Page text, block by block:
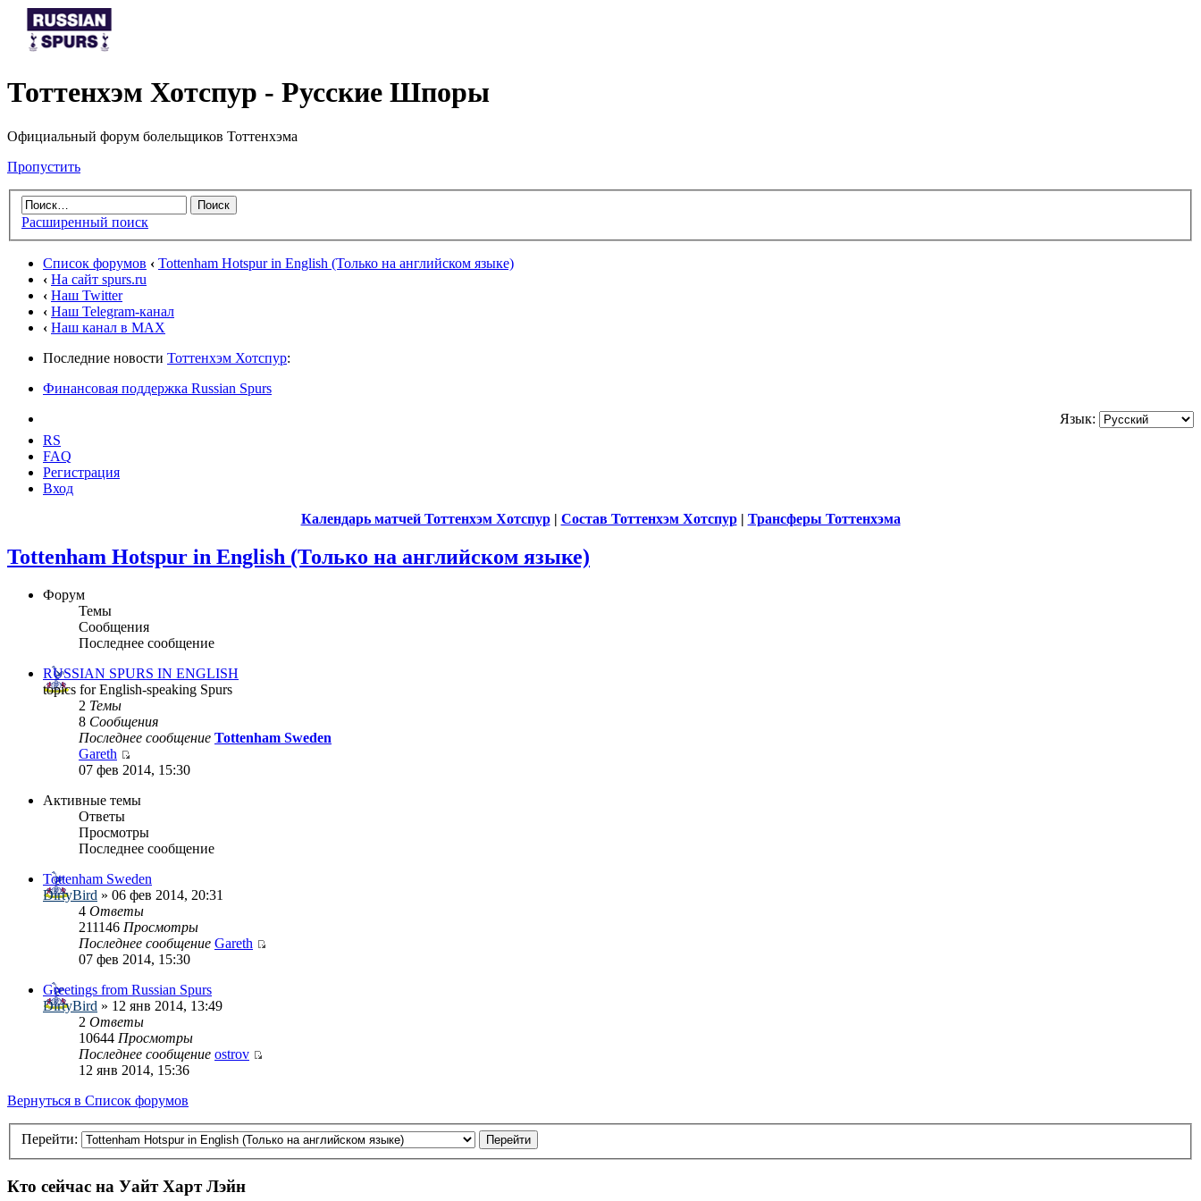
Тоттенхэм Хотспур - Русские Шпоры
Официальный форум болельщиков Тоттенхэма
Пропустить
Расширенный поиск
Список форумов ‹ Tottenham Hotspur in English (Только на английском языке)
‹ На сайт spurs.ru
‹ Наш Twitter
‹ Наш Telegram-канал
‹ Наш канал в MAX
Последние новости Тоттенхэм Хотспур:
Финансовая поддержка Russian Spurs
Язык:
RS
FAQ
Регистрация
Вход
Календарь матчей Тоттенхэм Хотспур| Состав Тоттенхэм Хотспур| Трансферы Тоттенхэма
Tottenham Hotspur in English (Только на английском языке)
Форум
Темы
Сообщения
Последнее сообщение
RUSSIAN SPURS IN ENGLISH
topics for English-speaking Spurs
2 Темы
8 Сообщения
Последнее сообщение Tottenham Sweden
Gareth
07 фев 2014, 15:30
Активные темы
Ответы
Просмотры
Последнее сообщение
Tottenham Sweden
DirtyBird » 06 фев 2014, 20:31
4 Ответы
211146 Просмотры
Последнее сообщение Gareth
07 фев 2014, 15:30
Greetings from Russian Spurs
DirtyBird » 12 янв 2014, 13:49
2 Ответы
10644 Просмотры
Последнее сообщение ostrov
12 янв 2014, 15:36
Вернуться в Список форумов
Перейти:
Кто сейчас на Уайт Харт Лэйн